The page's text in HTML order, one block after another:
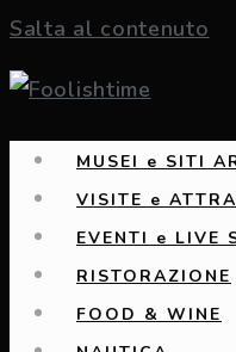
Salta al contenuto
MUSEI e SITI
VISITE e
EVENTI e LIVE
RISTORAZIONE
FOOD & WINE